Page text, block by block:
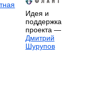
Идея и
поддержка
проекта —
Дмитрий
Шурупов